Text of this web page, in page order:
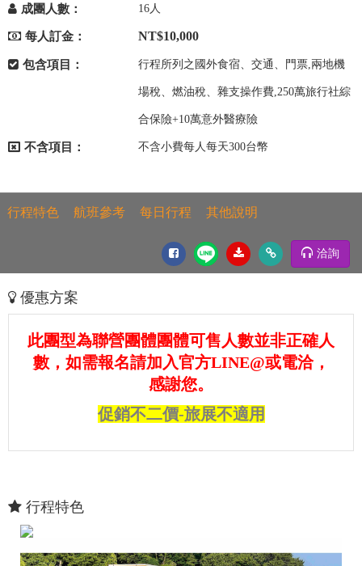
成團人數： 16人
每人訂金： NT$10,000
包含項目： 行程所列之國外食宿、交通、門票,兩地機
場稅、燃油稅、雜支操作費,250萬旅行社綜
合保險+10萬意外醫療險
不含項目： 不含小費每人每天300台幣
行程特色 航班參考 每日行程 其他說明
洽詢
優惠方案
此團型為聯營團體團體可售人數並非正確人
數，如需報名請加入官方LINE@或電洽，
感謝您。
促銷不二價-旅展不適用
行程特色